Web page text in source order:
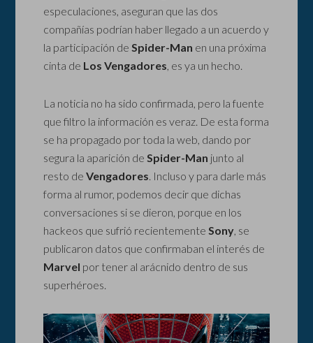
especulaciones, aseguran que las dos
compañías podrían haber llegado a un acuerdo y
la participación deSpider-Man en una próxima
cinta de Los Vengadores, es ya un hecho.
La noticia no ha sido confirmada, pero la fuente
que filtro la información es veraz. De esta forma
se ha propagado por toda la web, dando por
segura la aparición deSpider-Man junto al
resto deVengadores. Incluso y para darle más
forma al rumor, podemos decir que dichas
conversaciones si se dieron, porque en los
hackeos que sufrió recientementeSony, se
publicaron datos que confirmaban el interés de
Marvel por tener al arácnido dentro de sus
superhéroes.